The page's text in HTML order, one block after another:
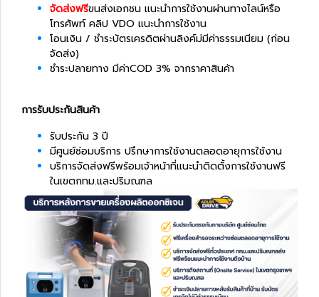
จัดส่งฟรีขนส่งเอกชน แนะนำการใช้งานผ่านทางไลน์หรือ
โทรศัพท์ คลิป VDO แนะนำการใช้งาน
โอนเงิน / ชำระบัตรเครดิตผ่านลิงค์ม่มีค่าธรรมเนียม (ก่อน
จัดส่ง)
ชำระปลายทาง มีค่าCOD 3% จากราคาสินค้า
การรับประกันสินค้า
รับประกัน 3 ปี
มีศูนย์ซ่อมบริการ ปรึกษาการใช้งานตลอดอายุการใช้งาน
บริการจัดส่งฟรีพร้อมเจ้าหน้าที่แนะนำติดตั้งการใช้งานฟรี
ในเขตกทม.และปริมณฑล